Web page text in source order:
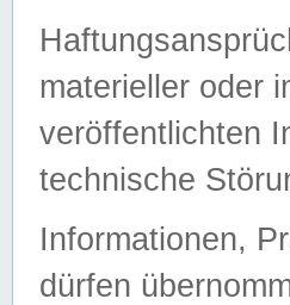
materieller oder
veröffentlichten
technische
Informationen,
dürfen